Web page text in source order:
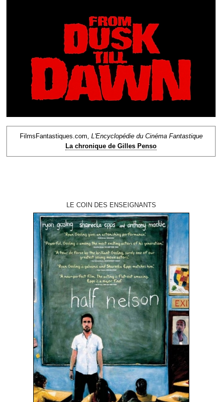
FilmsFantastiques.com, L'Encyclopédie du Cinéma Fantastique
La chronique de Gilles Penso
LE COIN DES ENSEIGNANTS